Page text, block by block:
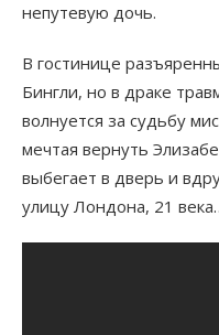
непутевую дочь.
В гостинице
Бингли, но в драке
волнуется за судьбу
мечтая вернуть
выбегает в дверь и
улицу Лондона, 21